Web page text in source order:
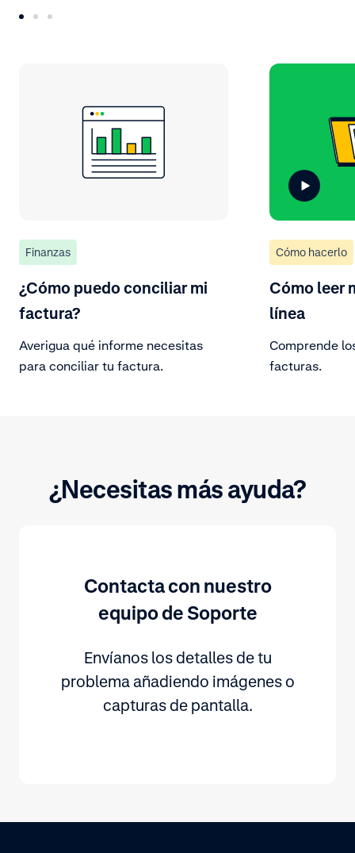
Finanzas
¿Cómo puedo conciliar mi
factura?
Averigua qué informe necesitas
para conciliar tu factura.
Cómo hacerlo
Cómo leer
línea
Comprende
facturas.
¿Necesitas más ayuda?
Contacta con nuestro
equipo de Soporte
Envíanos los detalles de tu
problema añadiendo imágenes o
capturas de pantalla.